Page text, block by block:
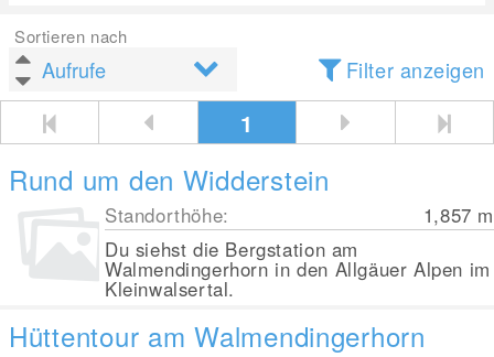
Sortieren nach
Filter anzeigen
1
Rund um den Widderstein
Standorthöhe: 1,857 m
Du siehst die Bergstation am
Walmendingerhorn in den Allgäuer Alpen im
Kleinwalsertal.
Hüttentour am Walmendingerhorn